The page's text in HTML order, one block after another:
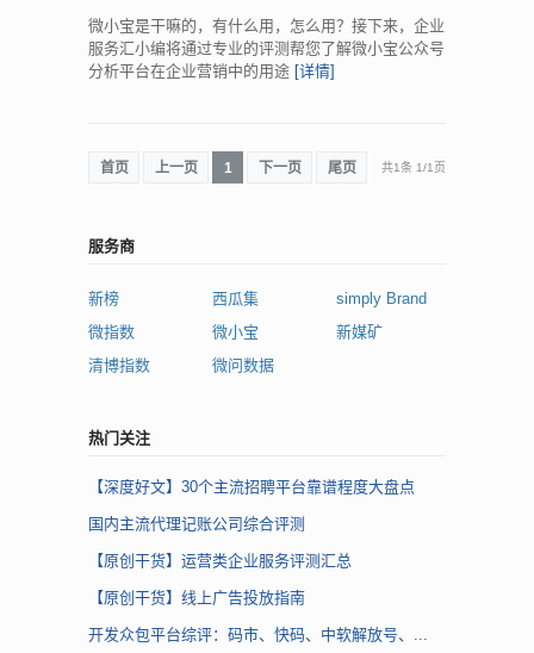
微小宝是干嘛的，有什么用，怎么用？接下来，企业
服务汇小编将通过专业的评测帮您了解微小宝公众号
分析平台在企业营销中的用途 [详情]
首页 上一页 1 下一页 尾页 共1条 1/1页
服务商
新榜 西瓜集
simply Brand
微指数
微小宝
新媒矿
清博指数
微问数据
热门关注
【深度好文】30个主流招聘平台靠谱程度大盘点
国内主流代理记账公司综合评测
【原创干货】运营类企业服务评测汇总
【原创干货】线上广告投放指南
开发众包平台综评：码市、快码、中软解放号、...